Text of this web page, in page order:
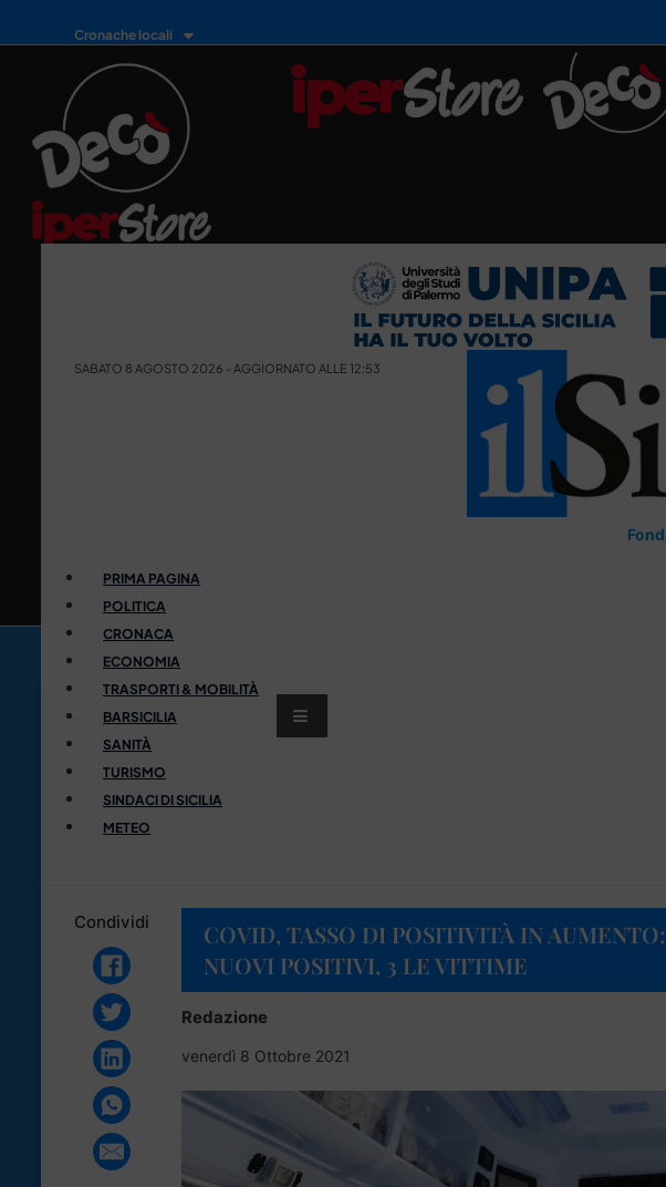
Cronache locali
SABATO 8 AGOSTO 2026 - AGGIORNATO ALLE 12:53
PRIMA PAGINA
POLITICA
CRONACA
ECONOMIA
TRASPORTI & MOBILITÀ
BARSICILIA
SANITÀ
TURISMO
SINDACI DI SICILIA
METEO
Condividi
COVID, TASSO DI POSITIVITÀ IN
NUOVI POSITIVI, 3 LE VITTIME
Redazione
venerdì 8 Ottobre 2021